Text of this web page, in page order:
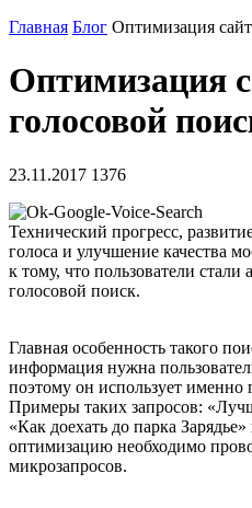
Главная Блог Оптимизация
Оптимизация
голосовой
23.11.2017 1376
Технический прогресс,
голоса и улучшение качества
к тому, что пользователи стали
голосовой поиск.
Главная особенность такого
информация нужна
поэтому он использует именно
Примеры таких запросов:
«Как доехать до парка
оптимизацию необходимо
микрозапросов.